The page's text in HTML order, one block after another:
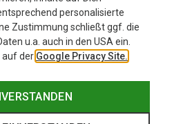
personalisierte
Zustimmung schließt ggf. die
u.a. auch in den USA ein.
auf der Google Privacy Site.